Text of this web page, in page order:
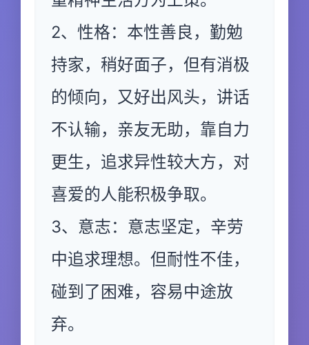
2、性格：本性善良，勤勉
持家，稍好面子，但有消极
的倾向，又好出风头，讲话
不认输，亲友无助，靠自力
更生，追求异性较大方，对
喜爱的人能积极争取。
3、意志：意志坚定，辛劳
中追求理想。但耐性不佳，
碰到了困难，容易中途放
弃。